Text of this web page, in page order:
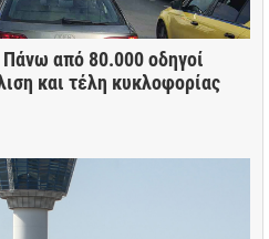
από 80.000 οδηγοί
και τέλη κυκλοφορίας